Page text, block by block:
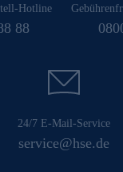
Hotline
88
24/7 E-Mail-Service
service@hse.de